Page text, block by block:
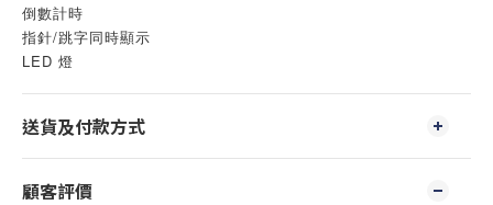
倒數計時
指針/跳字同時顯示
LED 燈
送貨及付款方式
顧客評價